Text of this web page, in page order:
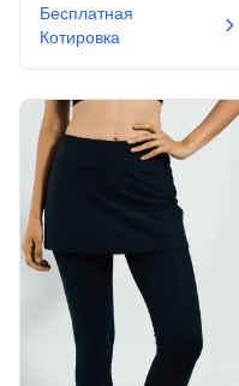
скромность и стильный
активный вид.
Бесплатная
Котировка